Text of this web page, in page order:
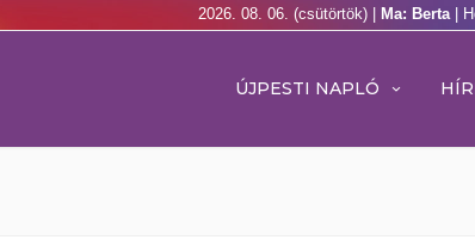
2026. 08. 06. (csütörtök) | Ma: Berta |
ÚJPESTI NAPLÓ